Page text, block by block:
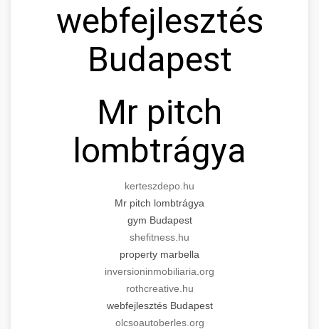
webfejlesztés
Budapest
Mr pitch
lombtrágya
kerteszdepo.hu
Mr pitch lombtrágya
gym Budapest
shefitness.hu
property marbella
inversioninmobiliaria.org
rothcreative.hu
webfejlesztés Budapest
olcsoautoberles.org